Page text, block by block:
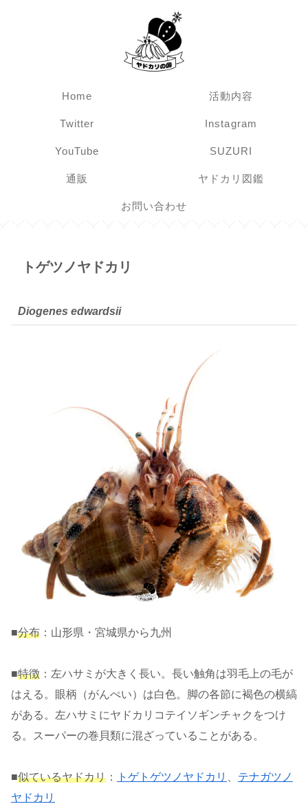
Home 活動内容
Twitter Instagram
YouTube SUZURI
通販 ヤドカリ図鑑
お問い合わせ
トゲツノヤドカリ
Diogenes edwardsii
■分布 ：山形県・宮城県から九州
■特徴 ：左ハサミが大きく長い。長い触角は羽毛上の毛が
はえる。眼柄（がんぺい）は白色。脚の各節に褐色の横縞
がある。左ハサミにヤドカリコテイソギンチャクをつけ
る。スーパーの巻貝類に混ざっていることがある。
■似ているヤドカリ ： トゲトゲツノヤドカリ
テナガツノ
ヤドカリ